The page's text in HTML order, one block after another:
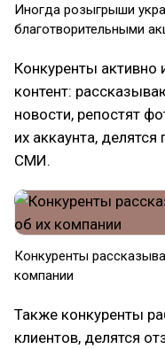
Иногда розыгрыши
благотворительными
Конкуренты активно
контент:
новости, репостят
их аккаунта,
СМИ.
Конкуренты
компании
Также конкуренты
клиентов, делятся